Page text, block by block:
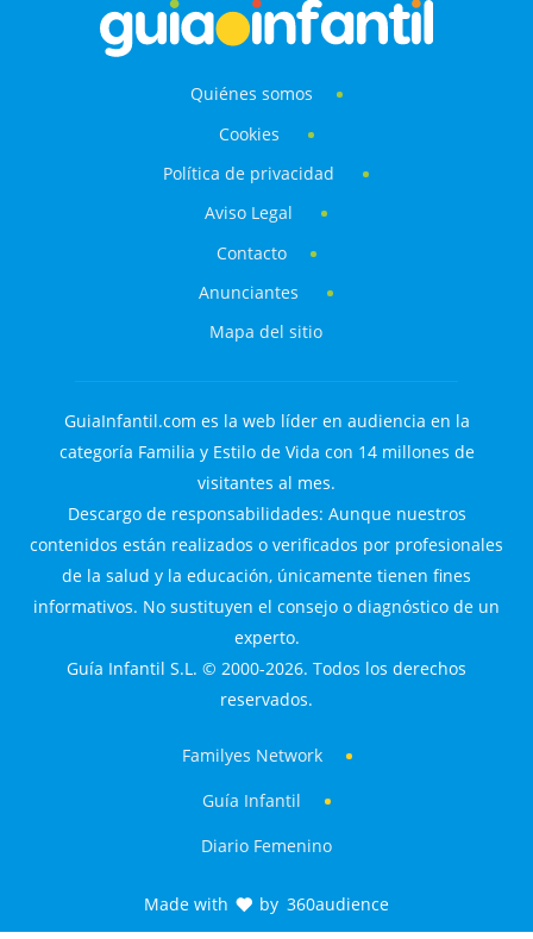
Quiénes somos
Cookies
Política de privacidad
Aviso Legal
Contacto
Anunciantes
Mapa del sitio
GuiaInfantil.com es la web líder en audiencia en la
categoría Familia y Estilo de Vida con 14 millones de
visitantes al mes.
Descargo de responsabilidades: Aunque nuestros
contenidos están realizados o verificados por profesionales
de la salud y la educación, únicamente tienen fines
informativos. No sustituyen el consejo o diagnóstico de un
experto.
Guía Infantil S.L. © 2000-2026. Todos los derechos
reservados.
Familyes Network
Guía Infantil
Diario Femenino
Made with by 360audience